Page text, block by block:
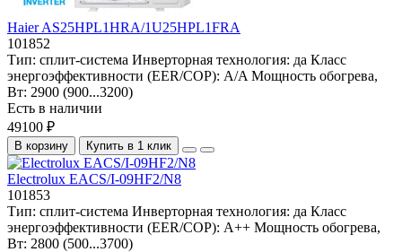
Haier AS25HPL1HRA/1U25HPL1FRA
101852
Тип: сплит-система Инверторная технология: да Класс
энергоэффективности (EER/COP): A/A Мощность обогрева,
Вт: 2900 (900...3200)
Есть в наличии
49100 ₽
В корзину Купить в 1 клик
Electrolux EACS/I-09HF2/N8
101853
Тип: сплит-система Инверторная технология: да Класс
энергоэффективности (EER/COP): A++ Мощность обогрева,
Вт: 2800 (500...3700)